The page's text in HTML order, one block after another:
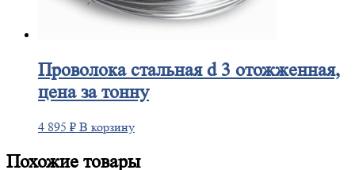
Проволокастальная d 3 отожженная,
цена за тонну
4 895 ₽ В корзину
Похожие товары